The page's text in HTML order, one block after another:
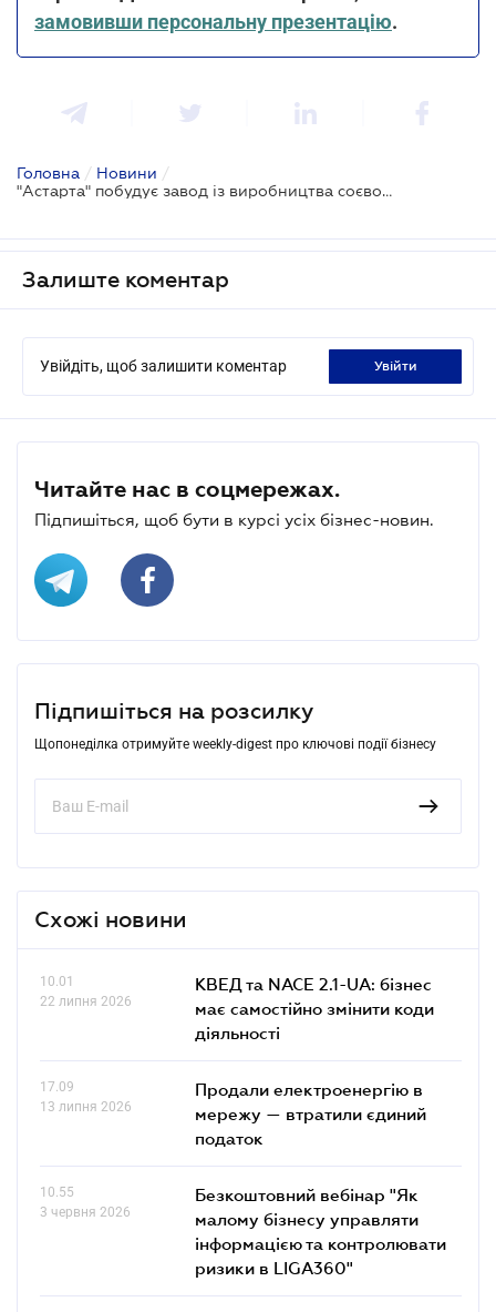
замовивши персональну презентацію.
Головна / Новини /
"Астарта" побудує завод із виробництва соєвого концентрату
Залиште коментар
Увійдіть, щоб залишити коментар увійти
Читайте нас в соцмережах.
Підпишіться, щоб бути в курсі усіх бізнес-новин.
Підпишіться на розсилку
Щопонеділка отримуйте weekly-digest про ключові події бізнесу
Схожі новини
10.01
22 липня 2026
КВЕД та NACE 2.1-UA: бізнес
має самостійно змінити коди
діяльності
17.09
13 липня 2026
Продали електроенергію в
мережу — втратили єдиний
податок
10.55
3 червня 2026
Безкоштовний вебінар "Як
малому бізнесу управляти
інформацією та контролювати
ризики в LIGA360"